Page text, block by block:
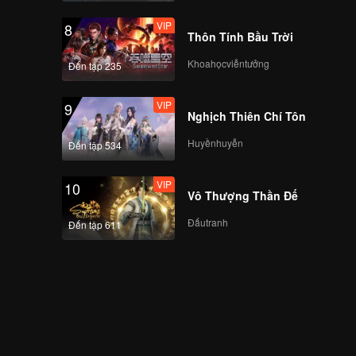
8
Đến tập 235
VIP
Thôn Tính Bầu Trời
Khoahọcviễntưởng
9
Đến tập 534
VIP
Nghịch Thiên Chí Tôn
Huyềnhuyễn
10
Đến tập 611
VIP
Vô Thượng Thần Đế
Đấutranh